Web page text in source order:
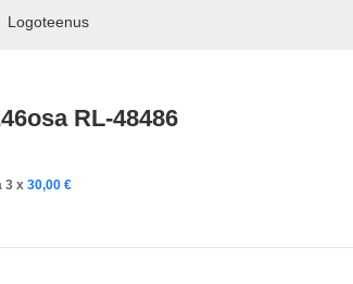
Logoteenus
RL-48486
3 x 30,00 €